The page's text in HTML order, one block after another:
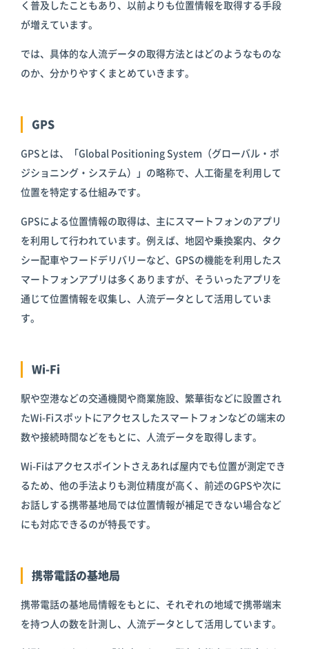
く普及したこともあり、以前よりも位置情報を取得する手段
が増えています。
では、具体的な人流データの取得方法とはどのようなものな
のか、分かりやすくまとめていきます。
GPS
GPSとは、「Global Positioning System（グローバル・ポ
ジショニング・システム）」の略称で、人工衛星を利用して
位置を特定する仕組みです。
GPSによる位置情報の取得は、主にスマートフォンのアプリ
を利用して行われています。例えば、地図や乗換案内、タク
シー配車やフードデリバリーなど、GPSの機能を利用したス
マートフォンアプリは多くありますが、そういったアプリを
通じて位置情報を収集し、人流データとして活用していま
す。
Wi-Fi
駅や空港などの交通機関や商業施設、繁華街などに設置され
たWi-Fiスポットにアクセスしたスマートフォンなどの端末の
数や接続時間などをもとに、人流データを取得します。
Wi-Fiはアクセスポイントさえあれば屋内でも位置が測定でき
るため、他の手法よりも測位精度が高く、前述のGPSや次に
お話しする携帯基地局では位置情報が補足できない場合など
にも対応できるのが特長です。
携帯電話の基地局
携帯電話の基地局情報をもとに、それぞれの地域で携帯端末
を持つ人の数を計測し、人流データとして活用しています。